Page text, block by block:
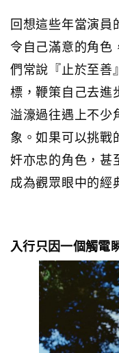
回想這些年當演員
令自己滿意的角色
們常說『止於至善
標，鞭策自己去進
溢濠過往遇上不少
象。如果可以挑戰
奸亦忠的角色，甚
成為觀眾眼中的經
入行只因一個觸電